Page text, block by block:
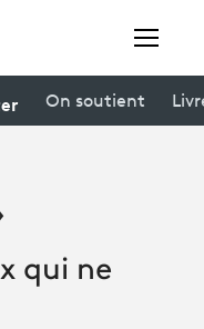
On soutient
qui ne